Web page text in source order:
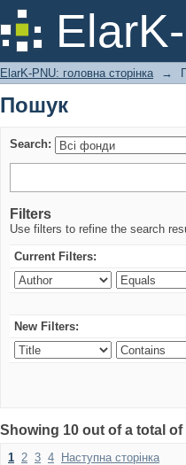
Пошук
ElarK-PNU: головна сторінка →
Пошук
Search:
Filters
Use filters to refine the search
Current Filters:
New Filters:
Showing 10 out of a total of
1 2 3 4 Наступна сторінка